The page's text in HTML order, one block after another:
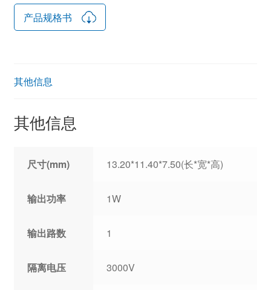
产品规格书
其他信息
其他信息
尺寸(mm) 13.20*11.40*7.50(长*宽*高)
输出功率 1W
输出路数 1
隔离电压 3000V